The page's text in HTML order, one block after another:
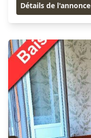
Détails de l'annonce